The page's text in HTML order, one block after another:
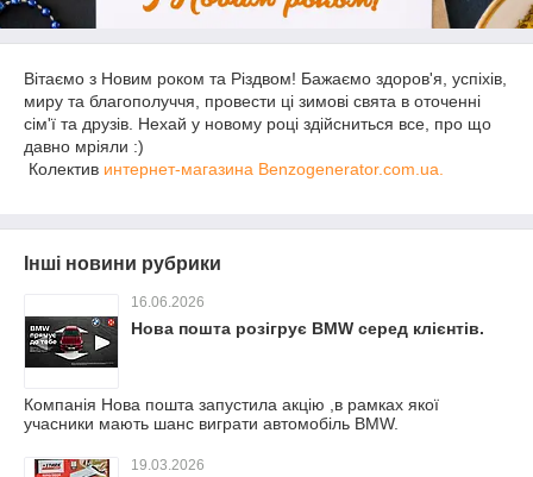
Вітаємо з Новим роком та Різдвом! Бажаємо здоров'я, успіхів,
миру та благополуччя, провести ці зимові свята в оточенні
сім'ї та друзів. Нехай у новому році здійсниться все, про що
давно мріяли :)
Колектив интернет-магазина Benzogenerator.com.ua.
Інші новини рубрики
16.06.2026
Нова пошта розігрує BMW серед клієнтів.
Компанія Нова пошта запустила акцію ,в рамках якої
учасники мають шанс виграти автомобіль BMW.
19.03.2026